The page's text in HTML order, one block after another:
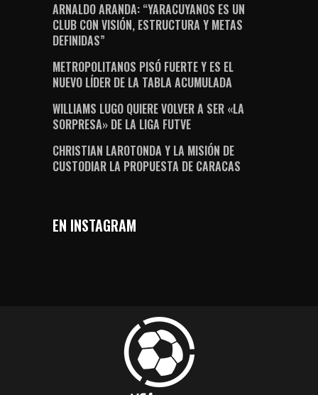
ARNALDO ARANDA: “YARACUYANOS ES UN
CLUB CON VISIÓN, ESTRUCTURA Y METAS
DEFINIDAS”
METROPOLITANOS PISÓ FUERTE Y ES EL
NUEVO LÍDER DE LA TABLA ACUMULADA
WILLIAMS LUGO QUIERE VOLVER A SER «LA
SORPRESA» DE LA LIGA FUTVE
CHRISTIAN LAROTONDA Y LA MISIÓN DE
CUSTODIAR LA PROPUESTA DE CARACAS
EN INSTAGRAM